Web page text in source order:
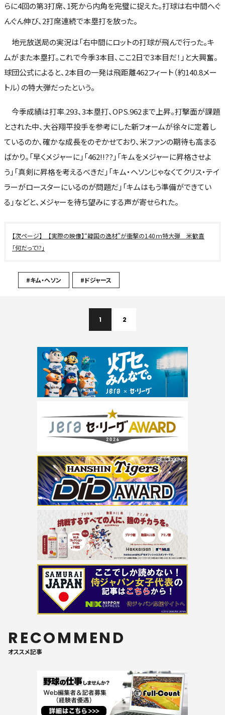
らに4回の第3打席、1死から内角を完璧に捉えた。打球は右中間へぐ
んぐん伸び、2打席連続で本塁打を放った。
地元放送局の実況は「右中間にロットの打球が飛んで行った。キ
ムがまた本塁打。これで今季3本目、ここ2日で3本目だ！」と大興奮。
球団公式によると、2本目の一発は飛距離462フィート（約140.8メー
トル）の特大弾だったという。
今季成績は打率.293、3本塁打、OPS.962まで上昇。打撃面が課題
とされた中、大谷翔平投手を参考にした新フォームが徐々に定着し
ているのか、確かな成長をのぞかせており、米ファンの期待も高まる
ばかり。「早くメジャーに」「462!!??」「キムをメジャーに昇格させよ
う」「真剣に昇格を考えるべきだ」「キム・ヘソンじゃなくてクリス・テイ
ラーがロースターにいるのが問題だ」「キムはもう準備ができてい
る」などと、メジャーを待ち望みにする声が寄せられた。
【実際の映像】“韓国の逸材”が衝撃の140ｍ特大弾 米歓喜
「何だって!?」
#キム・ヘソン #ドジャース
1 2
RECOMMEND
オススメ記事